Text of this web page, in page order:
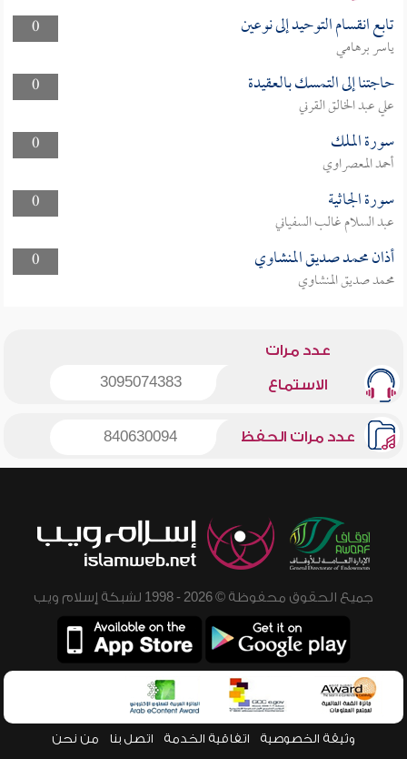
0 تابع انقسام التوحيد إلى نوعين
ياسر برهامي
0
حاجتنا إلى التمسك بالعقيدة
علي عبد الخالق القرني
0
سورة الملك
أحمد المعصراوي
0
سورة الجاثية
عبد السلام غالب السفياني
0
أذان محمد صديق المنشاوي
محمد صديق المنشاوي
عدد مرات
الاستماع 3095074383
عدد مرات الحفظ 840630094
جميع الحقوق محفوظة © 2026 - 1998 لشبكة إسلام ويب
وثيقة الخصوصية اتفاقية الخدمة اتصل بنا من نحن